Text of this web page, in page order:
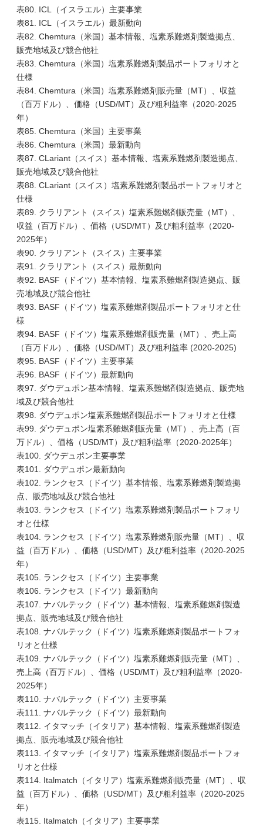
表80. ICL（イスラエル）主要事業
表81. ICL（イスラエル）最新動向
表82. Chemtura（米国）基本情報、塩素系難燃剤製造拠点、
販売地域及び競合他社
表83. Chemtura（米国）塩素系難燃剤製品ポートフォリオと
仕様
表84. Chemtura（米国）塩素系難燃剤販売量（MT）、収益
（百万ドル）、価格（USD/MT）及び粗利益率（2020-2025
年）
表85. Chemtura（米国）主要事業
表86. Chemtura（米国）最新動向
表87. CLariant（スイス）基本情報、塩素系難燃剤製造拠点、
販売地域及び競合他社
表88. CLariant（スイス）塩素系難燃剤製品ポートフォリオと
仕様
表89. クラリアント（スイス）塩素系難燃剤販売量（MT）、
収益（百万ドル）、価格（USD/MT）及び粗利益率（2020-
2025年）
表90. クラリアント（スイス）主要事業
表91. クラリアント（スイス）最新動向
表92. BASF（ドイツ）基本情報、塩素系難燃剤製造拠点、販
売地域及び競合他社
表93. BASF（ドイツ）塩素系難燃剤製品ポートフォリオと仕
様
表94. BASF（ドイツ）塩素系難燃剤販売量（MT）、売上高
（百万ドル）、価格（USD/MT）及び粗利益率 (2020-2025)
表95. BASF（ドイツ）主要事業
表96. BASF（ドイツ）最新動向
表97. ダウデュポン基本情報、塩素系難燃剤製造拠点、販売地
域及び競合他社
表98. ダウデュポン塩素系難燃剤製品ポートフォリオと仕様
表99. ダウデュポン塩素系難燃剤販売量（MT）、売上高（百
万ドル）、価格（USD/MT）及び粗利益率（2020-2025年）
表100. ダウデュポン主要事業
表101. ダウデュポン最新動向
表102. ランクセス（ドイツ）基本情報、塩素系難燃剤製造拠
点、販売地域及び競合他社
表103. ランクセス（ドイツ）塩素系難燃剤製品ポートフォリ
オと仕様
表104. ランクセス（ドイツ）塩素系難燃剤販売量（MT）、収
益（百万ドル）、価格（USD/MT）及び粗利益率（2020-2025
年）
表105. ランクセス（ドイツ）主要事業
表106. ランクセス（ドイツ）最新動向
表107. ナバルテック（ドイツ）基本情報、塩素系難燃剤製造
拠点、販売地域及び競合他社
表108. ナバルテック（ドイツ）塩素系難燃剤製品ポートフォ
リオと仕様
表109. ナバルテック（ドイツ）塩素系難燃剤販売量（MT）、
売上高（百万ドル）、価格（USD/MT）及び粗利益率（2020-
2025年）
表110. ナバルテック（ドイツ）主要事業
表111. ナバルテック（ドイツ）最新動向
表112. イタマッチ（イタリア）基本情報、塩素系難燃剤製造
拠点、販売地域及び競合他社
表113. イタマッチ（イタリア）塩素系難燃剤製品ポートフォ
リオと仕様
表114. Italmatch（イタリア）塩素系難燃剤販売量（MT）、収
益（百万ドル）、価格（USD/MT）及び粗利益率（2020-2025
年）
表115. Italmatch（イタリア）主要事業